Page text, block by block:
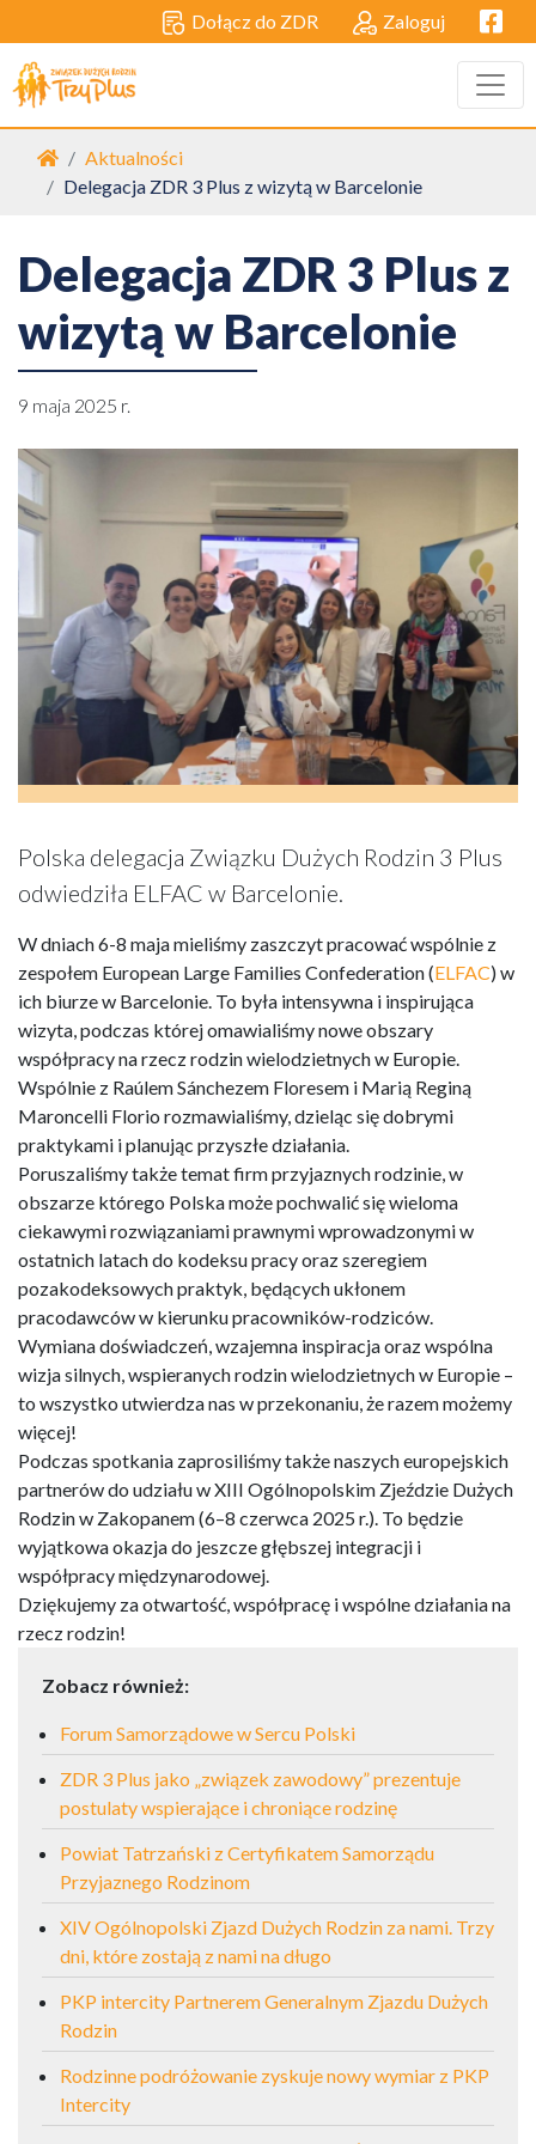
Dołącz do ZDR Zaloguj
Strona główna
Aktualności
Delegacja ZDR 3 Plus z wizytą w Barcelonie
Delegacja ZDR 3 Plus z
wizytą w Barcelonie
9 maja 2025 r.
Polska delegacja Związku Dużych Rodzin 3 Plus
odwiedziła ELFAC w Barcelonie.
W dniach 6-8 maja mieliśmy zaszczyt pracować wspólnie z
zespołem European Large Families Confederation (ELFAC) w
ich biurze w Barcelonie. To była intensywna i inspirująca
wizyta, podczas której omawialiśmy nowe obszary
współpracy na rzecz rodzin wielodzietnych w Europie.
Wspólnie z Raúlem Sánchezem Floresem i Marią Reginą
Maroncelli Florio rozmawialiśmy, dzieląc się dobrymi
praktykami i planując przyszłe działania.
Poruszaliśmy także temat firm przyjaznych rodzinie, w
obszarze którego Polska może pochwalić się wieloma
ciekawymi rozwiązaniami prawnymi wprowadzonymi w
ostatnich latach do kodeksu pracy oraz szeregiem
pozakodeksowych praktyk, będących ukłonem
pracodawców w kierunku pracowników-rodziców.
Wymiana doświadczeń, wzajemna inspiracja oraz wspólna
wizja silnych, wspieranych rodzin wielodzietnych w Europie –
to wszystko utwierdza nas w przekonaniu, że razem możemy
więcej!
Podczas spotkania zaprosiliśmy także naszych europejskich
partnerów do udziału w XIII Ogólnopolskim Zjeździe Dużych
Rodzin w Zakopanem (6–8 czerwca 2025 r.). To będzie
wyjątkowa okazja do jeszcze głębszej integracji i
współpracy międzynarodowej.
Dziękujemy za otwartość, współpracę i wspólne działania na
rzecz rodzin!
Zobacz również:
Forum Samorządowe w Sercu Polski
ZDR 3 Plus jako „związek zawodowy” prezentuje
postulaty wspierające i chroniące rodzinę
Powiat Tatrzański z Certyfikatem Samorządu
Przyjaznego Rodzinom
XIV Ogólnopolski Zjazd Dużych Rodzin za nami. Trzy
dni, które zostają z nami na długo
PKP intercity Partnerem Generalnym Zjazdu Dużych
Rodzin
Rodzinne podróżowanie zyskuje nowy wymiar z PKP
Intercity